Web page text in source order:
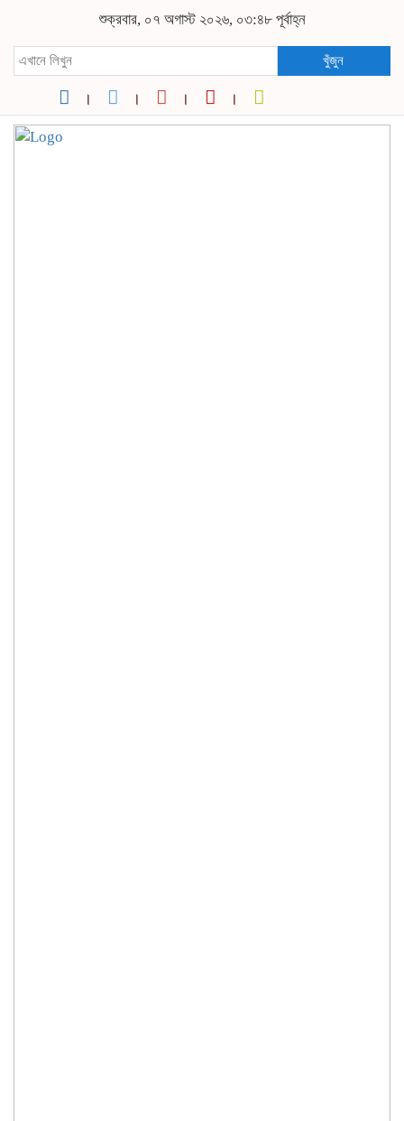
শুক্রবার, ০৭ অগাস্ট ২০২৬, ০৩:৪৮ পূর্বাহ্ন
খুঁজুন